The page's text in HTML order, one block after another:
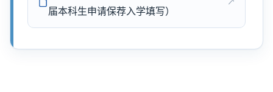
届本科生申请保荐入学填写）